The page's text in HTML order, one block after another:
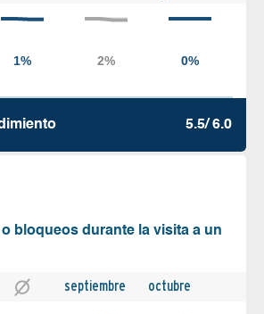
5.5/ 6.0
bloqueos durante la visita a un
septiembre octubre